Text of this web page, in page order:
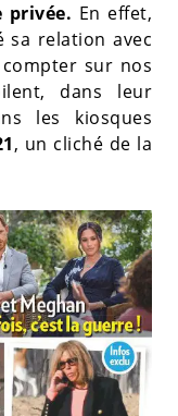
privée. En effet,
sa relation avec
sur nos
dans leur
les kiosques
, un cliché de la